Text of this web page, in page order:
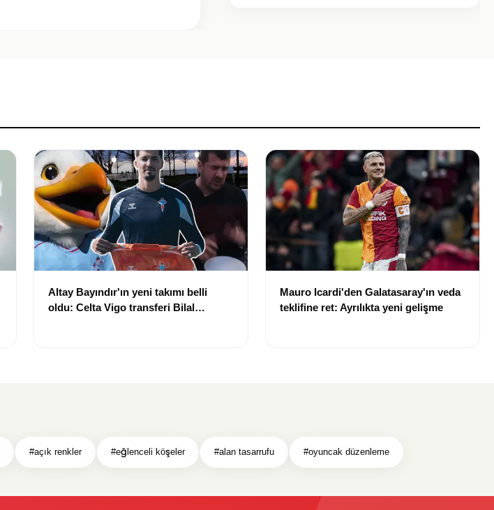
Altay Bayındır'ın yeni takımı belli
oldu: Celta Vigo transferi Bilal
Mauro Icardi'den Galatasaray'ın veda
teklifine ret: Ayrılıkta yeni gelişme
#açık renkler #eğlenceli köşeler #alan tasarrufu #oyuncak düzenleme